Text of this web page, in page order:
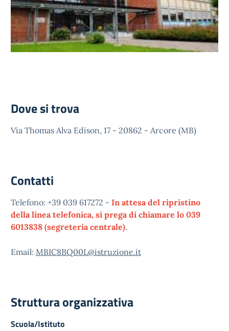
Dove si trova
Via Thomas Alva Edison, 17 - 20862 - Arcore (MB)
Contatti
Telefono: +39 039 617272 - In attesa del ripristino
della linea telefonica, si prega di chiamare lo 039
6013838 (segreteria centrale).
Email: MBIC8BQ00L@istruzione.it
Struttura organizzativa
Scuola/Istituto